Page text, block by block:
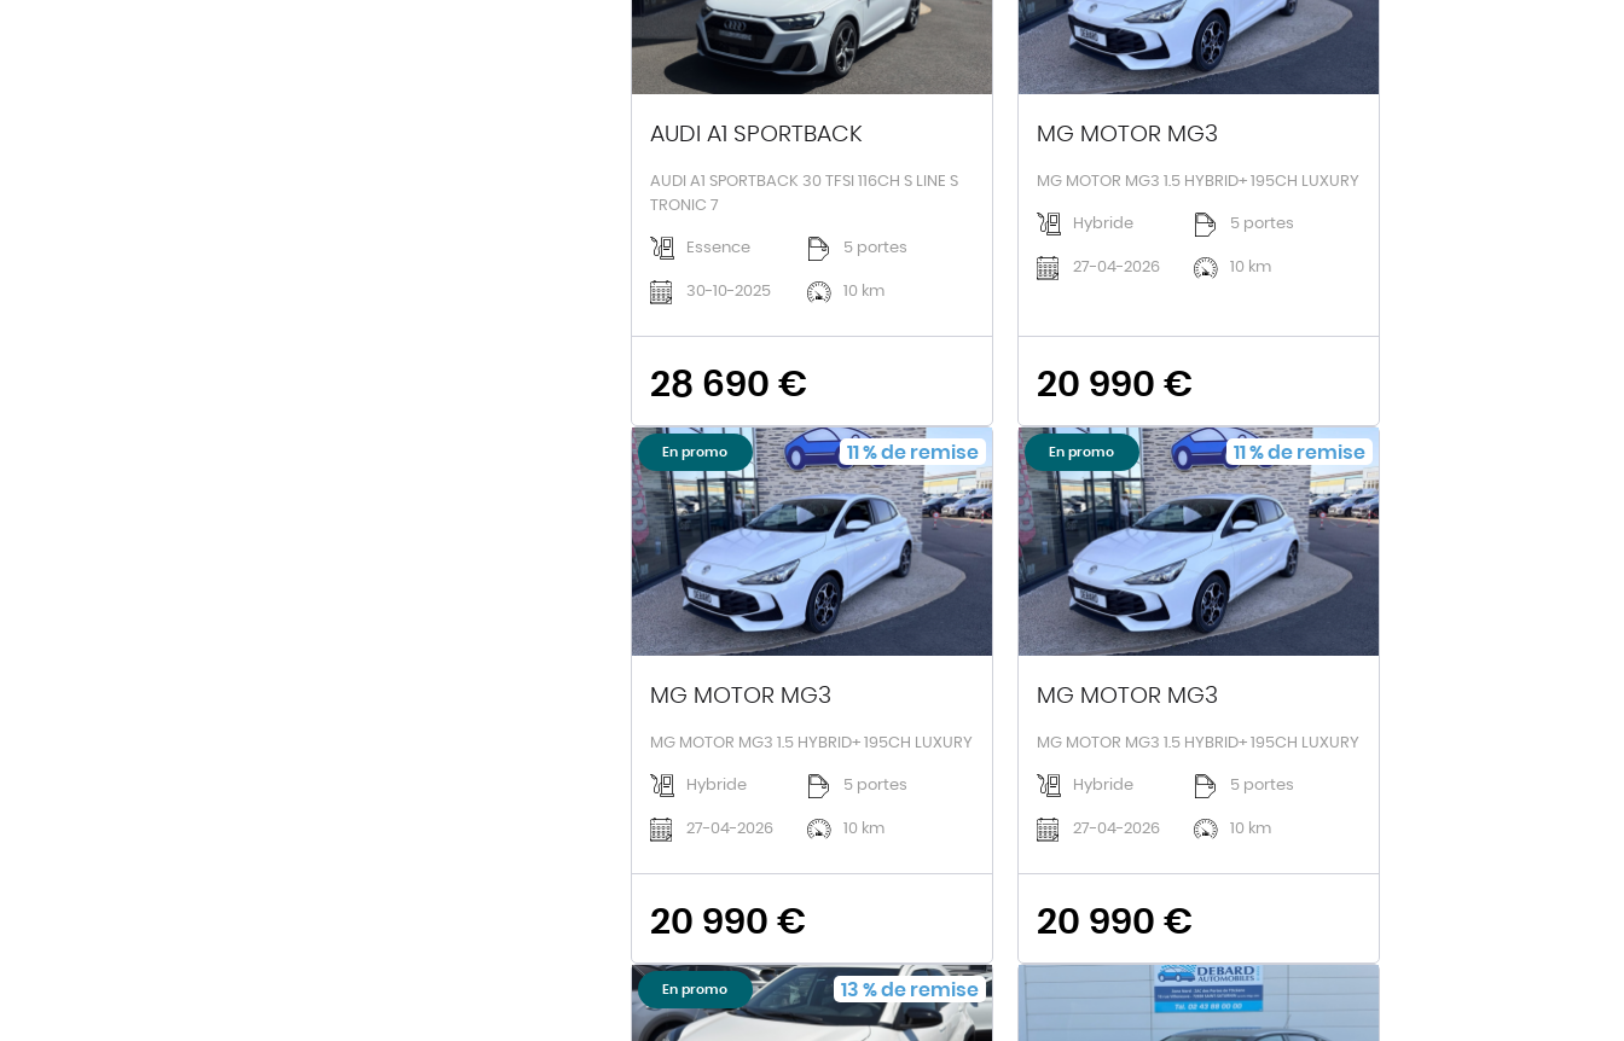
AUDI A1 SPORTBACK
AUDI A1 SPORTBACK 30 TFSI 116CH S LINE S
TRONIC 7
Essence 5 portes
30-10-2025 10 km
28 690 €
MG MOTOR MG3
MG MOTOR MG3 1.5 HYBRID+ 195CH LUXURY
Hybride 5 portes
27-04-2026 10 km
20 990 €
En promo 11 %de remise
MG MOTOR MG3
MG MOTOR MG3 1.5 HYBRID+ 195CH LUXURY
Hybride 5 portes
27-04-2026 10 km
20 990 €
En promo 11 %de remise
MG MOTOR MG3
MG MOTOR MG3 1.5 HYBRID+ 195CH LUXURY
Hybride 5 portes
27-04-2026 10 km
20 990 €
En promo 13 %de remise